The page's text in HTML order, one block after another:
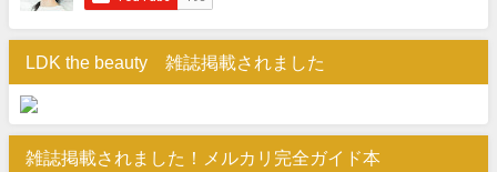
LDK the beauty 雑誌掲載されました
雑誌掲載されました！メルカリ完全ガイド本